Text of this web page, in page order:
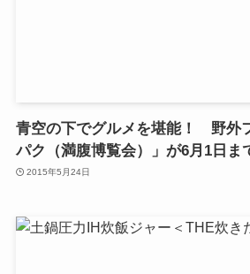
青空の下でグルメを堪能！ 野外
パク（満腹博覧会）」が6月1日ま
2015年5月24日